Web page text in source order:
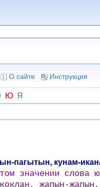
О сайте Инструкция
Ю Я
пагытын, кунам-
значении слова
жапын-